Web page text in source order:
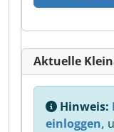
Aktuelle
Hinweis:
einloggen,